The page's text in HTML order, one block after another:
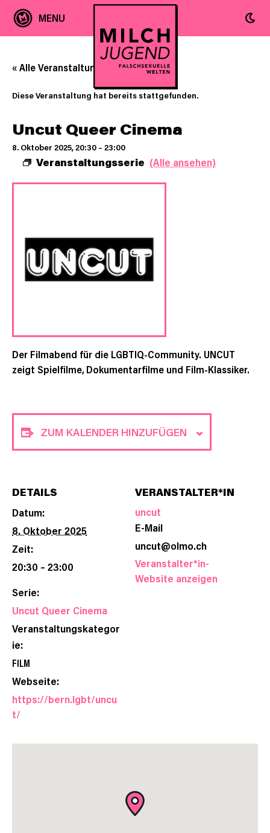
« Alle Veranstaltungen
Diese Veranstaltung hat bereits stattgefunden.
Uncut Queer Cinema
8. Oktober 2025, 20:30 – 23:00
Veranstaltungsserie (Alle ansehen)
Der Filmabend für die LGBTIQ-Community. UNCUT
zeigt Spielfilme, Dokumentarfilme und Film-Klassiker.
ZUM KALENDER HINZUFÜGEN
DETAILS
Datum:
8. Oktober 2025
Zeit:
20:30 – 23:00
Serie:
Uncut Queer Cinema
Veranstaltungskategor
ie:
FILM
Webseite:
https://bern.lgbt/uncu
t/
VERANSTALTER*IN
uncut
E-Mail
uncut@olmo.ch
Veranstalter*in-
Website anzeigen